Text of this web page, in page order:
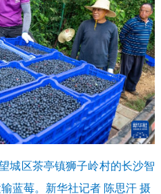
城区茶亭镇狮子岭村的长沙智
蓝莓。新华社记者 陈思汗 摄